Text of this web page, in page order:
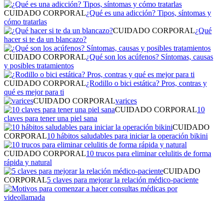
CUIDADO CORPORAL¿Qué es una adicción? Tipos, síntomas y
cómo tratarlas
CUIDADO CORPORAL¿Qué
hacer si te da un blancazo?
CUIDADO CORPORAL¿Qué son los acúfenos? Síntomas, causas
y posibles tratamientos
CUIDADO CORPORAL¿Rodillo o bici estática? Pros, contras y
qué es mejor para ti
CUIDADO CORPORALvarices
CUIDADO CORPORAL10
claves para tener una piel sana
CUIDADO
CORPORAL10 hábitos saludables para iniciar la operación bikini
CUIDADO CORPORAL10 trucos para eliminar celulitis de forma
rápida y natural
CUIDADO
CORPORAL5 claves para mejorar la relación médico-paciente